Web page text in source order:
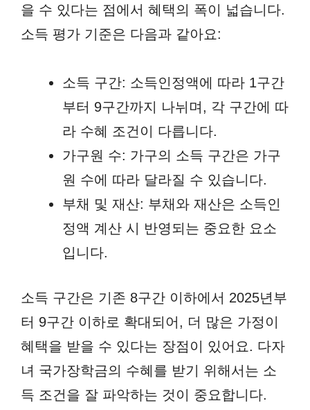
을 수 있다는 점에서 혜택의 폭이 넓습니다.
소득 평가 기준은 다음과 같아요:
소득 구간: 소득인정액에 따라 1구간
부터 9구간까지 나뉘며, 각 구간에 따
라 수혜 조건이 다릅니다.
가구원 수: 가구의 소득 구간은 가구
원 수에 따라 달라질 수 있습니다.
부채 및 재산: 부채와 재산은 소득인
정액 계산 시 반영되는 중요한 요소
입니다.
소득 구간은 기존 8구간 이하에서 2025년부
터 9구간 이하로 확대되어, 더 많은 가정이
혜택을 받을 수 있다는 장점이 있어요. 다자
녀 국가장학금의 수혜를 받기 위해서는 소
득 조건을 잘 파악하는 것이 중요합니다.